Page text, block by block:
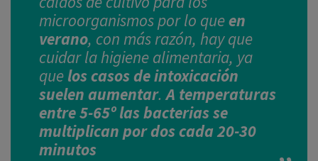
microorganismos por lo queen
verano, con más razón, hay que
cuidar la higiene alimentaria, ya
que los casos de intoxicación
suelen aumentar.A temperaturas
entre 5-65º las bacterias se
multiplican por dos cada 20-30
minutos